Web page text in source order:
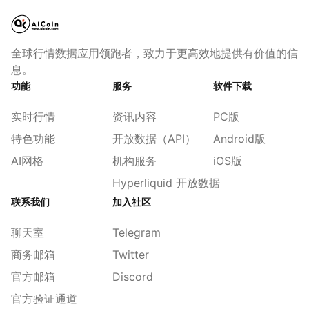
全球行情数据应用领跑者，致力于更高效地提供有价值的信
息。
功能
实时行情
特色功能
AI网格
服务
资讯内容
开放数据（API）
机构服务
Hyperliquid 开放数据
软件下载
PC版
Android版
iOS版
联系我们
聊天室
商务邮箱
官方邮箱
官方验证通道
加入社区
Telegram
Twitter
Discord